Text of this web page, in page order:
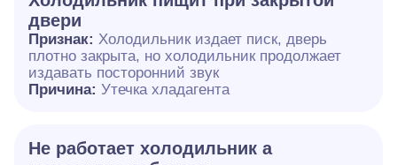
двери
Признак: Холодильник издает писк, дверь
плотно закрыта, но холодильник продолжает
издавать посторонний звук
Причина: Утечка хладагента
Не работает холодильник а